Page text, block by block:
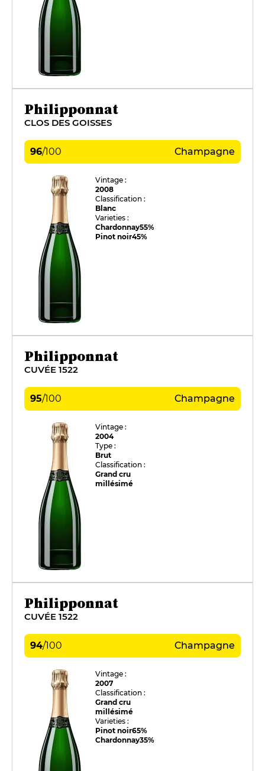
Philipponnat
CLOS DES GOISSES
96/100 Champagne
Vintage :
2008
Classification :
Blanc
Varieties :
Chardonnay55%
Pinot noir45%
Philipponnat
CUVÉE 1522
95/100 Champagne
Vintage :
2004
Type :
Brut
Classification :
Grand cru
millésimé
Philipponnat
CUVÉE 1522
94/100 Champagne
Vintage :
2007
Classification :
Grand cru
millésimé
Varieties :
Pinot noir65%
Chardonnay35%